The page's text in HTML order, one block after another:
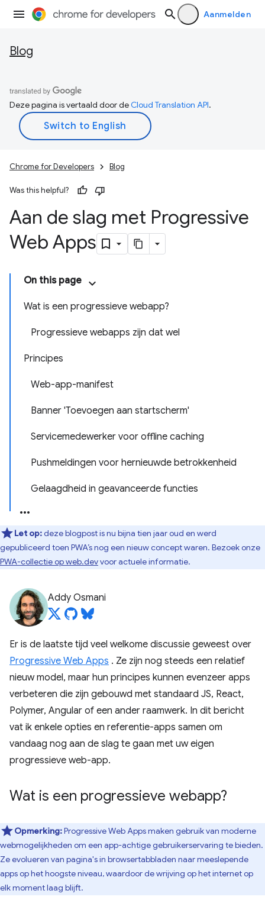
Aanmelden
Blog
Deze pagina is vertaald door deCloud Translation API.
Chrome for Developers Blog
Was this helpful?
Aan de slag met Progressive
Web Apps
On this page
Wat is een progressieve webapp?
Progressieve webapps zijn dat wel
Principes
Web-app-manifest
Banner 'Toevoegen aan startscherm'
Servicemedewerker voor offline caching
Pushmeldingen voor hernieuwde betrokkenheid
Gelaagdheid in geavanceerde functies
Let op:deze blogpost is nu bijna tien jaar oud en werd
gepubliceerd toen PWA’s nog een nieuw concept waren. Bezoek onze
PWA-collectie op web.devvoor actuele informatie.
Addy Osmani
Er is de laatste tijd veel welkome discussie geweest over
Progressive Web Apps . Ze zijn nog steeds een relatief
nieuw model, maar hun principes kunnen evenzeer apps
verbeteren die zijn gebouwd met standaard JS, React,
Polymer, Angular of een ander raamwerk. In dit bericht
vat ik enkele opties en referentie-apps samen om
vandaag nog aan de slag te gaan met uw eigen
progressieve web-app.
Wat is een progressieve webapp?
Opmerking:Progressive Web Apps maken gebruik van moderne
webmogelijkheden om een ​​app-achtige gebruikerservaring te bieden.
Ze evolueren van pagina's in browsertabbladen naar meeslepende
apps op het hoogste niveau, waardoor de wrijving op het internet op
elk moment laag blijft.